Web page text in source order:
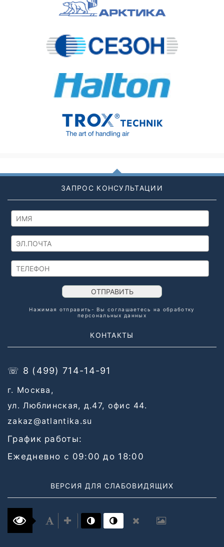
ЗАПРОС КОНСУЛЬТАЦИИ
ОТПРАВИТЬ
Нажимая отправить- Вы соглашаетесь на обработку
персональных данных
КОНТАКТЫ
☏ 8 (499) 714-14-91
г. Москва,
ул. Люблинская, д.47, офис 44.
zakaz@atlantika.su
График работы:
Ежедневно с 09:00 до 18:00
ВЕРСИЯ ДЛЯ СЛАБОВИДЯЩИХ